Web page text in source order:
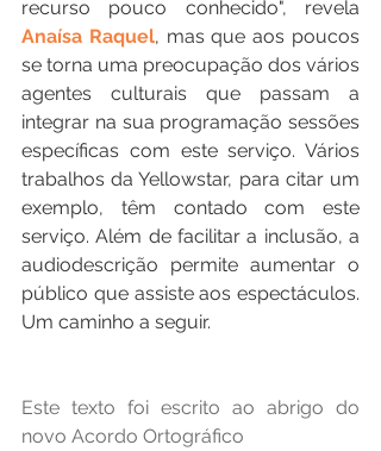
Anaísa Raquel, mas que aos poucos
se torna uma preocupação dos vários
agentes culturais que passam a
integrar na sua programação sessões
específicas com este serviço. Vários
trabalhos da Yellowstar, para citar um
exemplo, têm contado com este
serviço. Além de facilitar a inclusão, a
audiodescrição permite aumentar o
público que assiste aos espectáculos.
Um caminho a seguir.
Este texto foi escrito ao abrigo do
novo Acordo Ortográfico